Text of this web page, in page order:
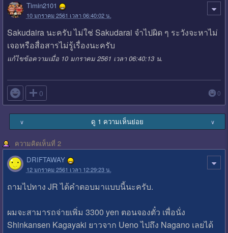
Timin2101
10 มกราคม 2561 เวลา 06:40:02 น.
Sakudaira นะครับ ไม่ใช่ Sakudarai จำไปผิด ๆ ระวังจะหาไม่
เจอหรือสื่อสารไม่รู้เรื่องนะครับ
แก้ไขข้อความเมื่อ 10 มกราคม 2561 เวลา 06:40:13 น.
 0 0
∨ ดู 1 ความเห็นย่อย ∨
ความคิดเห็นที่ 2
DRIFTAWAY
12 มกราคม 2561 เวลา 12:29:23 น.
ถามไปทาง JR ได้คำตอบมาแบบนี้นะครับ.
ผมจะสามารถจ่ายเพิ่ม 3300 yen ตอนจองตั๋ว เพื่อนั่ง
Shinkansen Kagayaki ยาวจาก Ueno ไปถึง Nagano เลยได้